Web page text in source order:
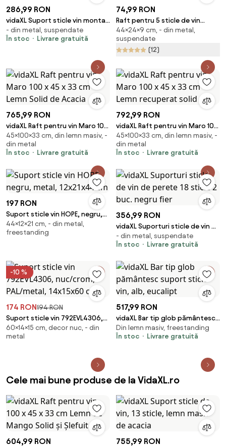
286,99 RON
vidaXL Suport sticle vin montat
pe perete,2 buc.,7 sticle,auriu,
metal
- din metal, suspendate
În stoc
Livrare gratuită
74,99 RON
Raft pentru 5 sticle de vin
negru pentru perete din metal
Lava – Metaltex
44×24×9 cm, - din metal,
suspendate
(12)
765,99 RON
vidaXL Raft pentru vin Maro 100
x 45 x 33 cm Lemn Solid de
Acacia
45×100×33 cm, din lemn masiv, -
din metal
În stoc
Livrare gratuită
792,99 RON
vidaXL Raft pentru vin Maro 100
x 45 x 33 cm Lemn recuperat
solid
45×100×33 cm, din lemn masiv, -
din metal
În stoc
Livrare gratuită
197 RON
Suport sticle vin HOPE, negru,
metal, 12x21x44 cm
44×12×21 cm, - din metal,
freestanding
356,99 RON
vidaXL Suporturi sticle de vin de
perete 18 sticle 2 buc. negru
fier
- din metal, suspendate
În stoc
Livrare gratuită
-10 %
174 RON194 RON
Suport sticle vin 792EVL4306,
nuc/crom, PAL/metal, 14x15x60
cm
60×14×15 cm, decor nuc, - din
metal
517,99 RON
vidaXL Bar tip glob pământesc
suport sticle vin, alb, eucalipt
Din lemn masiv, freestanding
În stoc
Livrare gratuită
Cele mai bune produse de la VidaXL.ro
604,99 RON 755,99 RON